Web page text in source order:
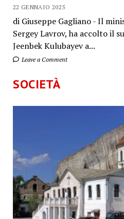
22 GENNAIO 2025
di Giuseppe Gagliano - Il
Sergey Lavrov, ha accolto il
Jeenbek Kulubayev a...
Leave a Comment
SOCIETÀ